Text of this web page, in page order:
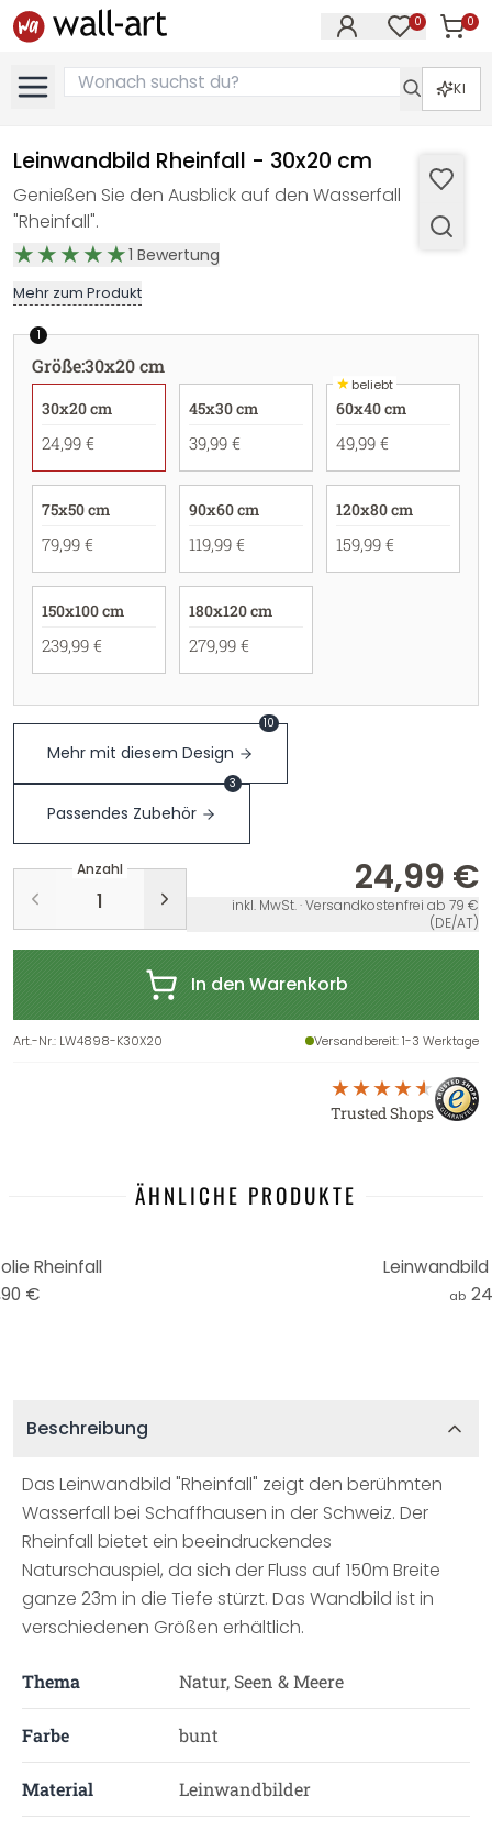
0 0
KI
Leinwandbild Rheinfall - 30x20 cm
Genießen Sie den Ausblick auf den Wasserfall
"Rheinfall".
1 Bewertung
Mehr zum Produkt
1
Größe:30x20 cm
30x20 cm
24,99 €
45x30 cm
39,99 €
★beliebt
60x40 cm
49,99 €
75x50 cm
79,99 €
90x60 cm
119,99 €
120x80 cm
159,99 €
150x100 cm
239,99 €
180x120 cm
279,99 €
Mehr mit diesem Design
10
Passendes Zubehör
3
Anzahl 24,99 €
inkl. MwSt. · Versandkostenfrei ab 79 €
(DE/AT)
In den Warenkorb
Art.-Nr.: LW4898-K30X20 Versandbereit: 1-3 Werktage
Trusted Shops
ÄHNLICHE PRODUKTE
Rheinfall
€
ab
Beschreibung
Das Leinwandbild "Rheinfall" zeigt den berühmten
Wasserfall bei Schaffhausen in der Schweiz. Der
Rheinfall bietet ein beeindruckendes
Naturschauspiel, da sich der Fluss auf 150m Breite
ganze 23m in die Tiefe stürzt. Das Wandbild ist in
verschiedenen Größen erhältlich.
Thema Natur, Seen & Meere
Farbe bunt
Material Leinwandbilder